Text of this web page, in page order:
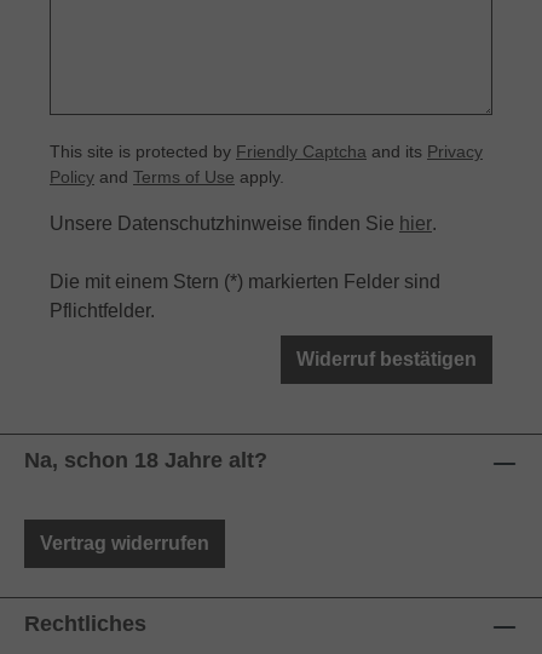
This site is protected by Friendly Captcha and its Privacy
Policy and Terms of Use apply.
Unsere Datenschutzhinweise finden Sie hier.
Die mit einem Stern (*) markierten Felder sind
Pflichtfelder.
Widerruf bestätigen
Na, schon 18 Jahre alt?
Vertrag widerrufen
Rechtliches